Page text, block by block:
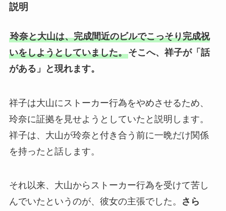
説明
玲奈と大山は、完成間近のビルでこっそり完成祝
いをしようとしていました。そこへ、祥子が「話
がある」と現れます。
祥子は大山にストーカー行為をやめさせるため、
玲奈に証拠を見せようとしていたと説明します。
祥子は、大山が玲奈と付き合う前に一晩だけ関係
を持ったと話します。
それ以来、大山からストーカー行為を受けて苦し
んでいたというのが、彼女の主張でした。
さら